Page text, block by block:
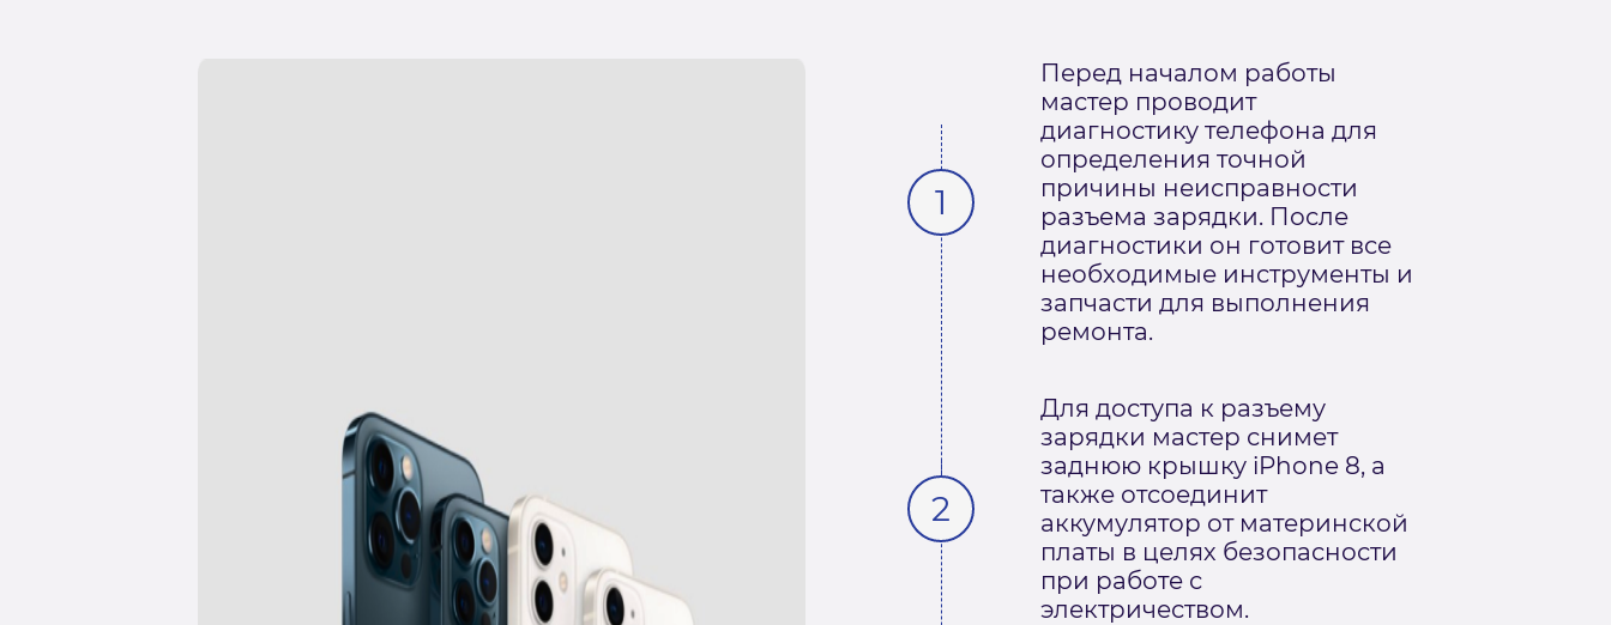
Перед началом работы
мастер проводит
диагностику телефона для
определения точной
причины неисправности
разъема зарядки. После
диагностики он готовит все
необходимые инструменты и
запчасти для выполнения
ремонта.
Для доступа к разъему
зарядки мастер снимет
заднюю крышку iPhone 8, а
также отсоединит
аккумулятор от материнской
платы в целях безопасности
при работе с
электричеством.